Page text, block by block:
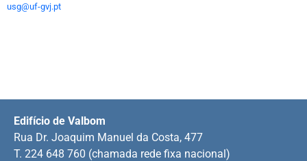
usg@uf-gvj.pt
Edifício de Valbom
Rua Dr. Joaquim Manuel da Costa, 477
T. 224 648 760 (chamada rede fixa nacional)